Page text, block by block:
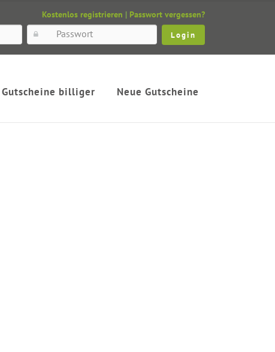
Kostenlos registrieren | Passwort vergessen?
Gutscheine billiger Neue Gutscheine